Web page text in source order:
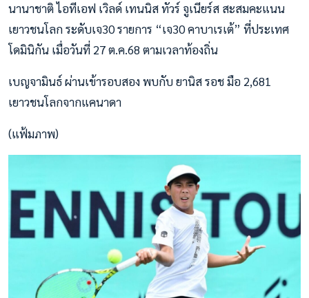
นานาชาติ ไอทีเอฟ เวิลด์ เทนนิส ทัวร์ จูเนียร์ส สะสมคะแนน
เยาวชนโลก ระดับเจ30 รายการ “เจ30 คาบาเรเต้” ที่ประเทศ
โดมินิกัน เมื่อวันที่ 27 ต.ค.68 ตามเวลาท้องถิ่น
เบญจามินธ์ ผ่านเข้ารอบสอง พบกับ ยานิส รอช มือ 2,681
เยาวชนโลกจากแคนาดา
(แฟ้มภาพ)